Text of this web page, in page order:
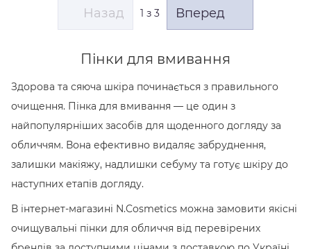
Назад 1 з 3 Вперед
Пінки для вмивання
Здорова та сяюча шкіра починається з правильного
очищення. Пінка для вмивання — це один з
найпопулярніших засобів для щоденного догляду за
обличчям. Вона ефективно видаляє забруднення,
залишки макіяжу, надлишки себуму та готує шкіру до
наступних етапів догляду.
В інтернет-магазині N.Cosmetics можна замовити якісні
очищувальні пінки для обличчя від перевірених